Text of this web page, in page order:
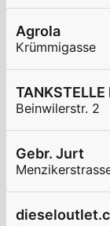
Agrola
Krümmigasse
Beinwilerstr. 2
Gebr. Jurt